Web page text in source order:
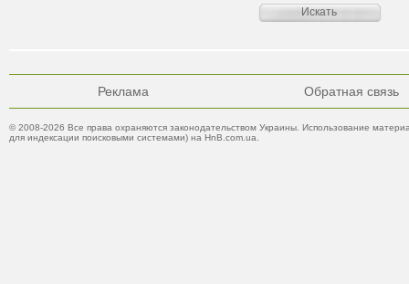
Реклама Обратная связь
© 2008-2026 Все права охраняются законодательством Украины. Использование
для индексации поисковыми системами) на HnB.com.ua.